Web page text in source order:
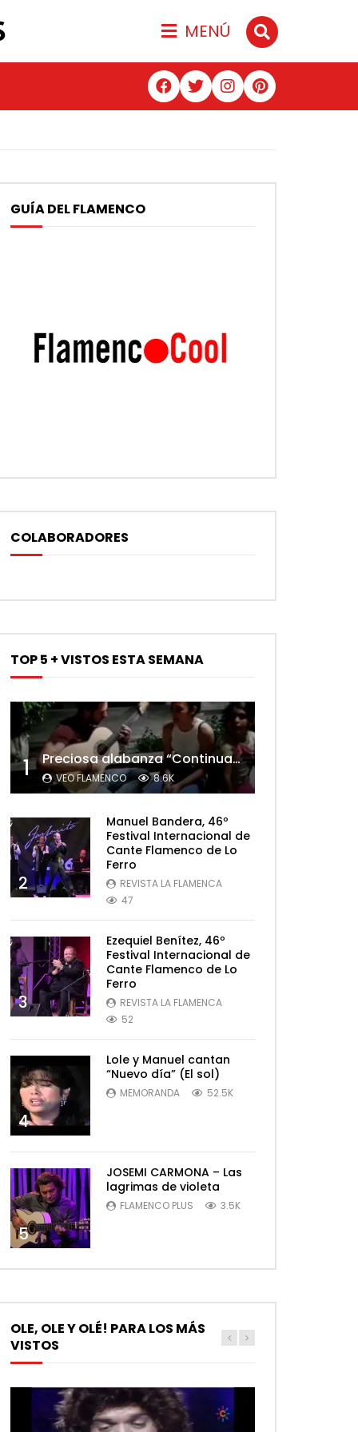
MENÚ
GUÍA DEL FLAMENCO
COLABORADORES
TOP 5 + VISTOS ESTA SEMANA
1 Preciosa alabanza “Continua” cantada por ALBA CORTES acompañada de IVAN a la guitarra | VEOFLAMENCO
VEO FLAMENCO 8.6K
2
Manuel Bandera, 46º
Festival Internacional de
Cante Flamenco de Lo
Ferro
REVISTA LA FLAMENCA
47
3
Ezequiel Benítez, 46º
Festival Internacional de
Cante Flamenco de Lo
Ferro
REVISTA LA FLAMENCA
52
4
Lole y Manuel cantan
“Nuevo día” (El sol)
MEMORANDA 52.5K
5
JOSEMI CARMONA – Las
lagrimas de violeta
FLAMENCO PLUS 3.5K
OLE, OLE Y OLÉ! PARA LOS MÁS
VISTOS